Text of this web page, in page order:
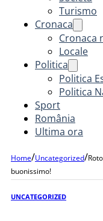
Turismo
Cronaca
Cronaca
Locale
Politica
Politica
Politica
Sport
România
Ultima ora
Home/Uncategorized/
buonissimo!
UNCATEGORIZED